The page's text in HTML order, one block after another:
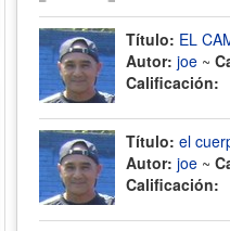
Título: EL
Autor: joe ~
Calificación:
Título: el
Autor: joe ~
Calificación: